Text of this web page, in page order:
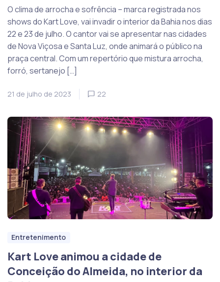
O clima de arrocha e sofrência – marca registrada nos
shows do Kart Love, vai invadir o interior da Bahia nos dias
22 e 23 de julho. O cantor vai se apresentar nas cidades
de Nova Viçosa e Santa Luz, onde animará o público na
praça central. Com um repertório que mistura arrocha,
forró, sertanejo […]
21 de julho de 2023 22
Entretenimento
Kart Love animou a cidade de
Conceição do Almeida, no interior da